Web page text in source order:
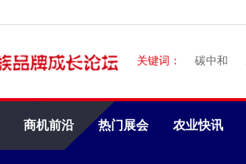
关键词： 碳中和
商机前沿 热门展会 农业快讯